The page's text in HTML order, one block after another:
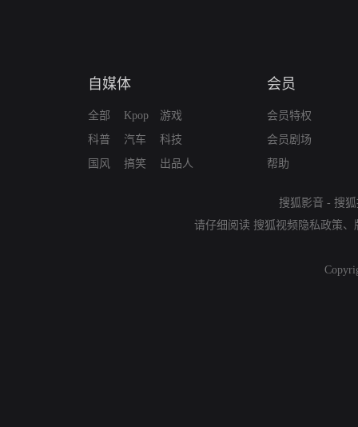
自媒体
全部
科普
国风
Kpop
汽车
搞笑
游戏
科技
出品人
会员
会员特权
会员剧场
帮助
搜狐影音 - 搜
请仔细阅读 搜狐视频隐私政策、